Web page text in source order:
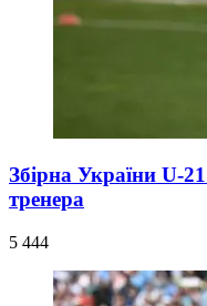
Збірна України U-
тренера
5 444